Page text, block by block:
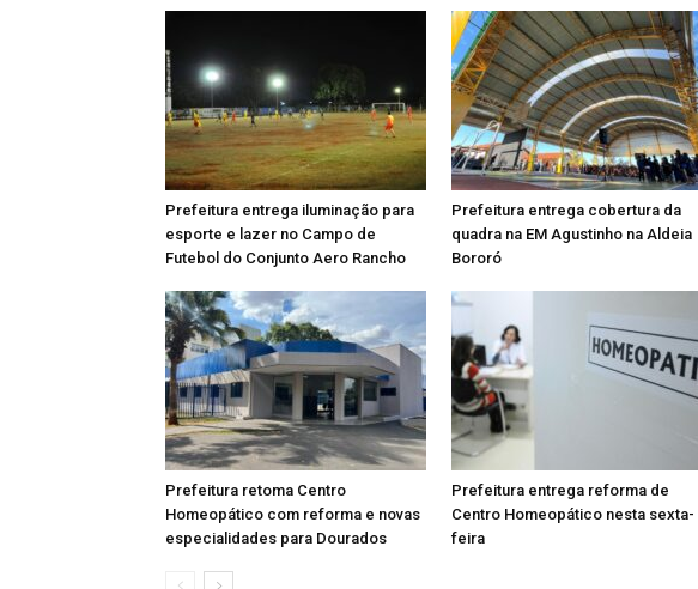
Prefeitura entrega iluminação para
esporte e lazer no Campo de
Futebol do Conjunto Aero Rancho
Prefeitura entrega cobertura da
quadra na EM Agustinho na Aldeia
Bororó
Prefeitura retoma Centro
Homeopático com reforma e novas
especialidades para Dourados
Prefeitura entrega reforma de
Centro Homeopático nesta sexta-
feira